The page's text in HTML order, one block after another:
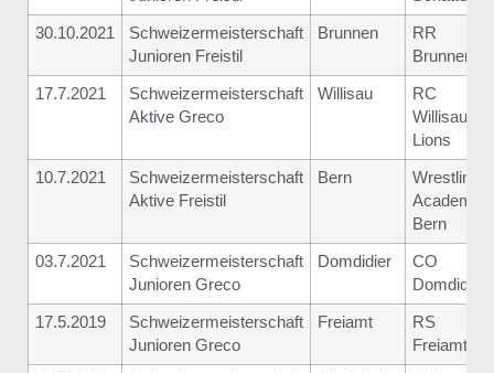
30.10.2021
Schweizermeisterschaft
Junioren Freistil
Brunnen
RR
Brunnen
17.7.2021
Schweizermeisterschaft
Aktive Greco
Willisau
RC
Willisau
Lions
10.7.2021
Schweizermeisterschaft
Aktive Freistil
Bern
Wrestling
Academy
Bern
03.7.2021
Schweizermeisterschaft
Junioren Greco
Domdidier
CO
Domdidier
17.5.2019
Schweizermeisterschaft
Junioren Greco
Freiamt
RS
Freiamt